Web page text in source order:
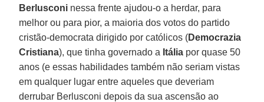
Berlusconi nessa frente ajudou-o a herdar, para
melhor ou para pior, a maioria dos votos do partido
cristão-democrata dirigido por católicos (Democrazia
Cristiana), que tinha governado a Itália por quase 50
anos (e essas habilidades também não seriam vistas
em qualquer lugar entre aqueles que deveriam
derrubar Berlusconi depois da sua ascensão ao